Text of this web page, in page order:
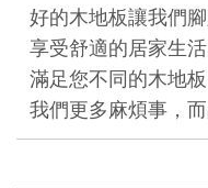
好的木地板讓我們
享受舒適的居家生
滿足您不同的木地
我們更多麻煩事，